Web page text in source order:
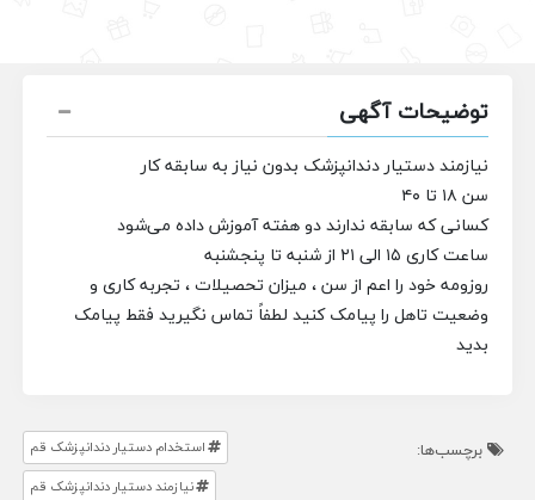
توضیحات آگهی
نیازمند دستیار دندانپزشک بدون نیاز به سابقه کار
سن ۱۸ تا ۴۰
کسانی که سابقه ندارند دو هفته آموزش داده می‌شود
ساعت کاری ۱۵ الی ۲۱ از شنبه تا پنجشنبه
روزومه خود را اعم از سن ، میزان تحصیلات ، تجربه کاری و
وضعیت تاهل را پیامک کنید لطفاً تماس نگیرید فقط پیامک
بدید
برچسب‌ها:
استخدام دستیار دندانپزشک قم
نیازمند دستیار دندانپزشک قم